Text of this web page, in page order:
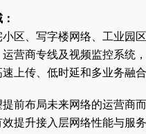
区、写字楼网络、工业园
营商专线及视频监控系统
上传、低时延和多业务融合
前布局未来网络的运营商
提升接入层网络性能与服务